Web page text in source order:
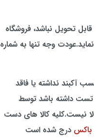
تحویل نباشد، فروشگاه
وجه تنها به شماره
آکبند نداشته یا فاقد
تست داشته باشد توسط
نیست.کلیه کالا های دست
باکس درج شده است